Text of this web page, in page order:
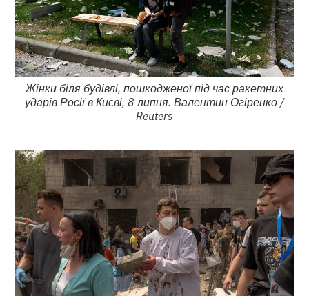
Жінки біля будівлі, пошкодженої під час ракетних
ударів Росії в Києві, 8 липня. Валентин Огіренко /
Reuters